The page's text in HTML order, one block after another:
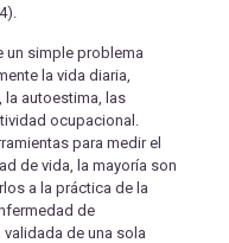
un simple problema
la vida diaria,
la autoestima, las
ocupacional.
para medir el
de vida, la mayoría son
a la práctica de la
de
de una sola